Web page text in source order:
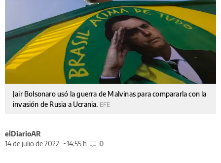
Jair Bolsonaro usó la guerra de Malvinas para compararla con la
invasión de Rusia a Ucrania. EFE
elDiarioAR
14 de julio de 2022
14:55 h 0